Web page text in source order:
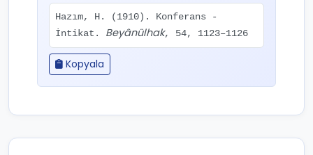
Hazım, H. (1910). Konferans -
İntikat. Beyânülhak, 54, 1123–1126
Kopyala